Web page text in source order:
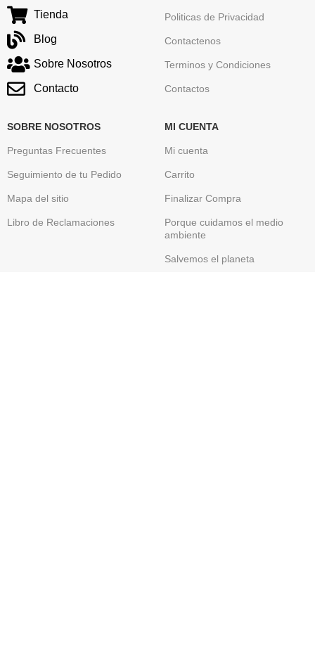
Tienda
Blog
Sobre Nosotros
Contacto
Politicas de Privacidad
Contactenos
Terminos y Condiciones
Contactos
SOBRE NOSOTROS
Preguntas Frecuentes
Seguimiento de tu Pedido
Mapa del sitio
Libro de Reclamaciones
MI CUENTA
Mi cuenta
Carrito
Finalizar Compra
Porque cuidamos el medio
ambiente
Salvemos el planeta